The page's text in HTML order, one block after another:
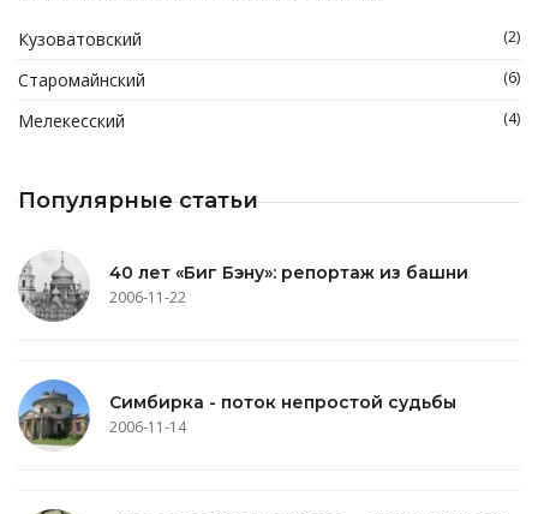
Кузоватовский (2)
Старомайнский (6)
Мелекесский (4)
Популярные статьи
40 лет «Биг Бэну»: репортаж из башни
2006-11-22
Симбирка - поток непростой судьбы
2006-11-14